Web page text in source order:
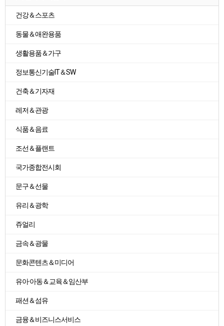
건강＆스포츠
동물＆애완용품
생활용품＆가구
정보통신기술IT＆SW
건축＆기자재
레저＆관광
식품＆음료
조선＆플랜트
국가종합전시회
문구＆선물
유리＆광학
쥬얼리
금속＆광물
문화콘텐츠＆미디어
유아·아동＆교육＆임산부
패션＆섬유
금융＆비즈니스서비스